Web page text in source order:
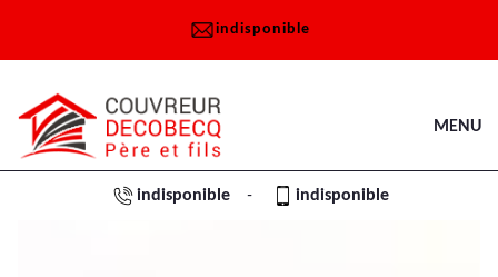
indisponible
MENU
indisponible - indisponible